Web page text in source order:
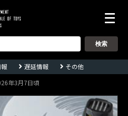
遅延情報
その他
年3月7日頃